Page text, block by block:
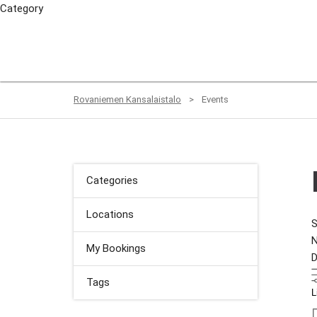
Rovaniemen Kansalaistalo > Events
Categories
Locations
My Bookings
Tags
Show Advanced Search
Location Options
Category
Search Categories...